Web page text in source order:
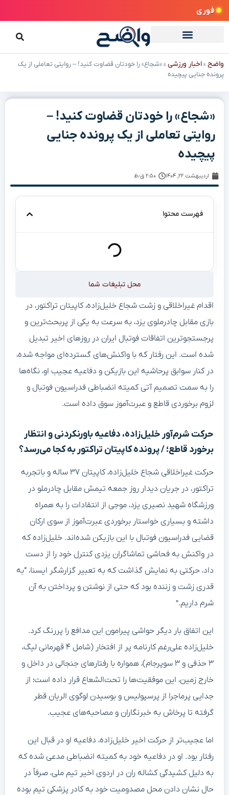
فوری
واضح »اخبار ورزشی » «شجاع» را خودتان قضاوت کنید! – روایتی تعاملی از یک
پرونده جنایی پیچیده
«شجاع» را خودتان قضاوت کنید! –
روایتی تعاملی از یک پرونده جنایی
پیچیده
اردیبهشت ۲۲, ۱۴۰۴ ۲:۵۰ ق٫ظ
فهرست محتوا
محل تبلیغات شما
اقدام غیراخلاقی و زشت شجاع خلیل‌زاده، کاپیتان تراکتور، در
بازی مقابل چادرملوی یزد، به سرعت به یکی از پربحث‌ترین و
پرجستجوترین اتفاقات فوتبال ایران در روزهای اخیر تبدیل
شده است. این رفتار که با واکنش‌های گسترده‌ای مواجه شده،
در کنار سوابق پرحاشیه این بازیکن و دفاعیه عجیب او، نگاه‌ها
را به سمت تصمیم آتی کمیته انضباطی فدراسیون فوتبال و
لزوم برخوردی قاطع و عبرت‌آموز سوق داده است.
حرکت شرم‌آور خلیل‌زاده، دفاعیه باورنکردنی و انتظار
برخورد قاطع؛ / پرونده کاپیتان تراکتور به کجا می‌رسد؟
حرکت غیراخلاقی شجاع خلیل‌زاده، کاپیتان ۳۷ ساله و باتجربه
تراکتور، در جریان دیدار روز جمعه تیمش مقابل چادرملو در
ورزشگاه شهید نصیری یزد، موجی از انتقادات را به همراه
داشته و بسیاری خواستار برخوردی عبرت‌آموز از سوی ارکان
قضایی فدراسیون فوتبال با این بازیکن شده‌اند. خلیل‌زاده که
در واکنش به فحاشی تماشاگران یزدی کنترل خود را از دست
داد، حرکتی به نمایش گذاشت که به تعبیر گزارشگر ایسنا، “به
قدری زشت و زننده بود که حتی از نوشتن و پرداختن به آن
شرم داریم.”
این اتفاق بار دیگر حواشی پیرامون این مدافع را پررنگ کرد.
خلیل‌زاده علی‌رغم کارنامه پر از افتخار (شامل ۴ قهرمانی لیگ،
۳ حذفی و ۳ سوپرجام)، همواره با رفتارهای جنجالی در داخل و
خارج زمین، این موفقیت‌ها را تحت‌الشعاع قرار داده است؛ از
جدایی پرماجرا از پرسپولیس و بوسیدن لوگوی الریان قطر
گرفته تا پرخاش به خبرنگاران و مصاحبه‌های عجیب.
اما عجیب‌تر از حرکت اخیر خلیل‌زاده، دفاعیه او در قبال این
رفتار بود. او در دفاعیه خود به کمیته انضباطی مدعی شده که
به دلیل کشیدگی کشاله ران در اردوی اخیر تیم ملی، صرفاً در
حال نشان دادن محل مصدومیت خود به کادر پزشکی تیم بوده